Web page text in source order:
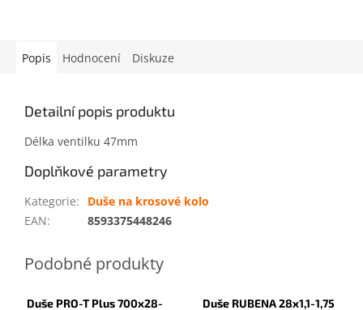
Popis Hodnocení Diskuze
Detailní popis produktu
Délka ventilku 47mm
Doplňkové parametry
Kategorie:
Duše na krosové kolo
EAN: 8593375448246
Duše PRO-T Plus 700x28-
Duše RUBENA 28x1,1-1,75